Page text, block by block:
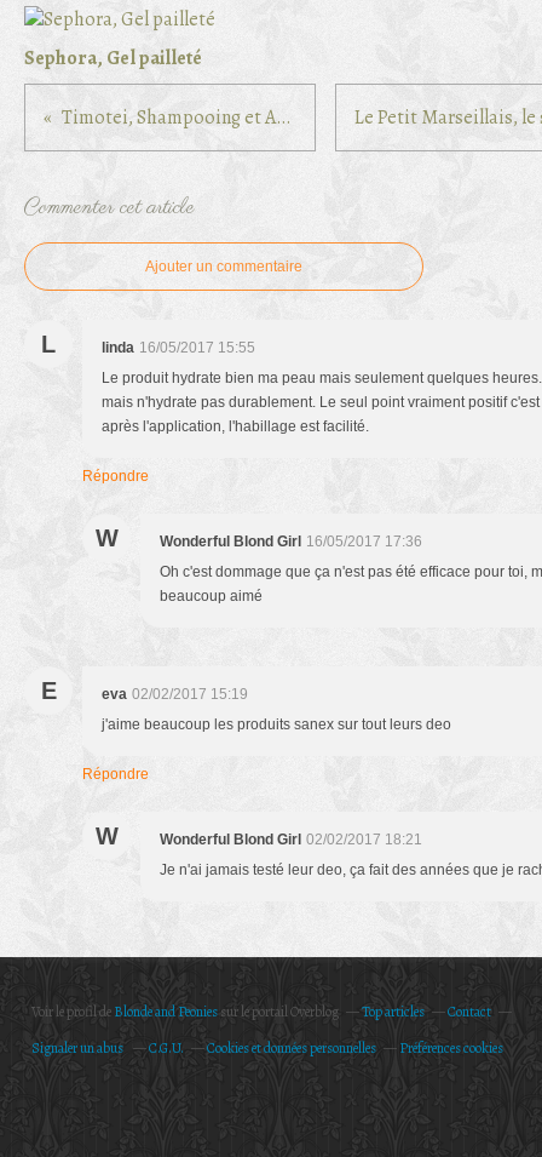
Sephora, Gel pailleté
Timotei, Shampooing et Après-Shampooing, blond lumière
Commenter cet article
Ajouter un commentaire
L linda 16/05/2017 15:55
Le produit hydrate bien ma peau mais seulement quelques
mais n'hydrate pas durablement. Le seul point vraiment positif
après l'application, l'habillage est facilité.
Répondre
W Wonderful Blond Girl 16/05/2017 17:36
Oh c'est dommage que ça n'est pas été efficace pour toi,
beaucoup aimé
E eva 02/02/2017 15:19
j'aime beaucoup les produits sanex sur tout leurs deo
Répondre
W Wonderful Blond Girl 02/02/2017 18:21
Je n'ai jamais testé leur deo, ça fait des années que je
Voir le profil deBlonde and Peoniessur le portail Overblog Top articles
Contact
Signaler un abus
C.G.U. Cookies et données personnelles Préférences cookies